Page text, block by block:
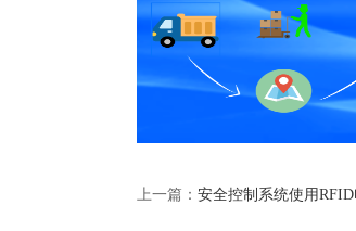
上一篇： 安全控制系统使用